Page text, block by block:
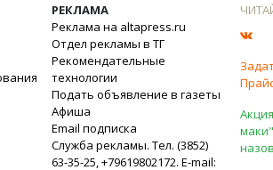
РЕКЛАМА
Реклама на altapress.ru
Отдел рекламы в ТГ
Рекомендательные
технологии
Подать объявление в газеты
Афиша
Email подписка
Служба рекламы. Тел. (3852)
63-35-25, +79619802172. E-mail: